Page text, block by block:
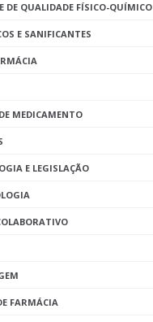
DE QUALIDADE FÍSICO-QUÍMICO
E SANIFICANTES
MEDICAMENTO
E LEGISLAÇÃO
FARMÁCIA